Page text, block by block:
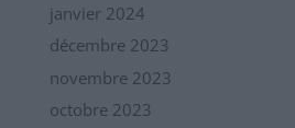
janvier 2024
décembre 2023
novembre 2023
octobre 2023